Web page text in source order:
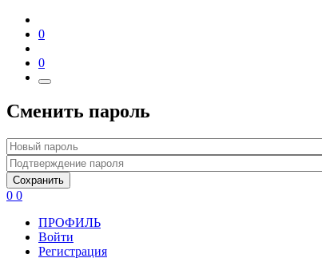
0
0
Сменить пароль
Сохранить
0 0
ПРОФИЛЬ
Войти
Регистрация